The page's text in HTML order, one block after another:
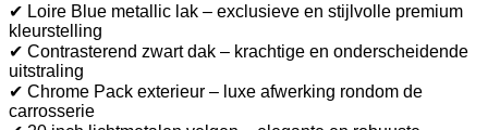
✔ Loire Blue metallic lak – exclusieve en stijlvolle premium
kleurstelling
✔ Contrasterend zwart dak – krachtige en onderscheidende
uitstraling
✔ Chrome Pack exterieur – luxe afwerking rondom de
carrosserie